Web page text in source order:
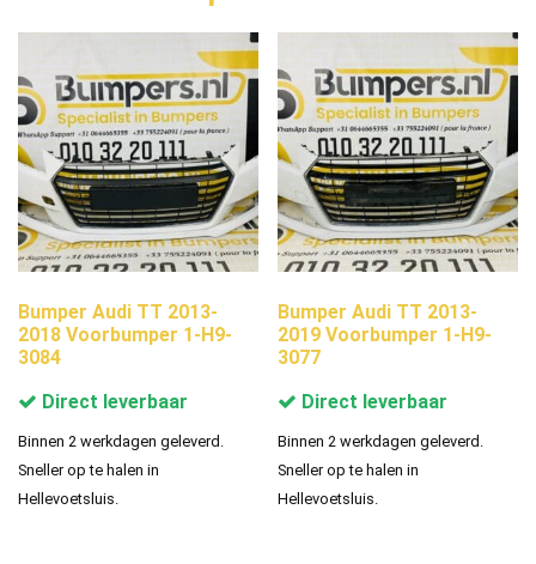
Bumper Audi TT 2013-
2018 Voorbumper 1-H9-
3084
Direct leverbaar
Binnen 2 werkdagen geleverd.
Sneller op te halen in
Hellevoetsluis.
Bumper Audi TT 2013-
2019 Voorbumper 1-H9-
3077
Direct leverbaar
Binnen 2 werkdagen geleverd.
Sneller op te halen in
Hellevoetsluis.